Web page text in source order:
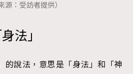
源：受訪者提供）
法」
的說法，意思是「身法」和「神